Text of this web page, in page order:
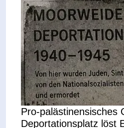
Pro-palästinensisches
Deportationsplatz löst